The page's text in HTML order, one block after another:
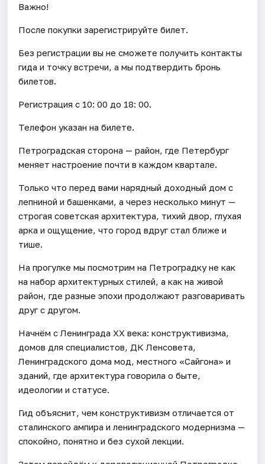
Важно!
После покупки зарегистрируйте билет.
Без регистрации вы не сможете получить контакты
гида и точку встречи, а мы подтвердить бронь
билетов.
Регистрация с 10: 00 до 18: 00.
Телефон указан на билете.
Петроградская сторона — район, где Петербург
меняет настроение почти в каждом квартале.
Только что перед вами нарядный доходный дом с
лепниной и башенками, а через несколько минут —
строгая советская архитектура, тихий двор, глухая
арка и ощущение, что город вдруг стал ближе и
тише.
На прогулке мы посмотрим на Петроградку не как
на набор архитектурных стилей, а как на живой
район, где разные эпохи продолжают разговаривать
друг с другом.
Начнём с Ленинграда XX века: конструктивизма,
домов для специалистов, ДК Ленсовета,
Ленинградского дома мод, местного «Сайгона» и
зданий, где архитектура говорила о быте,
идеологии и статусе.
Гид объяснит, чем конструктивизм отличается от
сталинского ампира и ленинградского модернизма —
спокойно, понятно и без сухой лекции.